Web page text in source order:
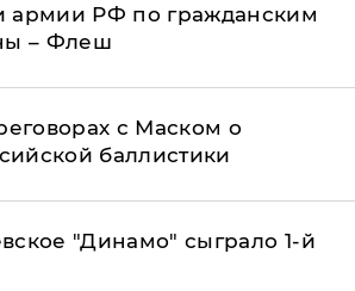
армии РФ по гражданским
– Флеш
с Маском о
баллистики
"Динамо" сыграло 1-й